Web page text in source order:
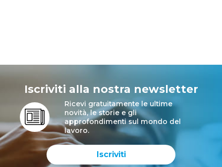
Iscriviti alla nostra newsletter
Ricevi gratuitamente le ultime
novità, le storie e gli
approfondimenti sul mondo del
lavoro.
Iscriviti